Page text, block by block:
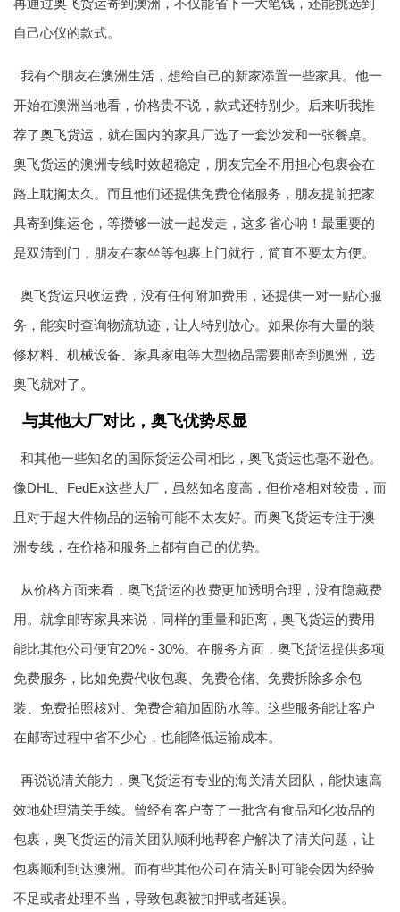
再通过奥飞货运寄到澳洲，不仅能省下一大笔钱，还能挑选到
自己心仪的款式。
我有个朋友在澳洲生活，想给自己的新家添置一些家具。他一
开始在澳洲当地看，价格贵不说，款式还特别少。后来听我推
荐了奥飞货运 ，就在国内的家具厂选了一套沙发和一张餐桌。
奥飞货运的澳洲专线时效超稳定，朋友完全不用担心包裹会在
路上耽搁太久。而且他们还提供免费仓储服务，朋友提前把家
具寄到集运仓，等攒够一波一起发走，这多省心呐！最重要的
是双清到门，朋友在家坐等包裹上门就行，简直不要太方便。
奥飞货运只收运费，没有任何附加费用，还提供一对一贴心服
务，能实时查询物流轨迹，让人特别放心。如果你有大量的装
修材料、机械设备、家具家电等大型物品需要邮寄到澳洲，选
奥飞就对了。
与其他大厂对比，奥飞优势尽显
和其他一些知名的国际货运公司相比，奥飞货运也毫不逊色。
像DHL、FedEx这些大厂，虽然知名度高，但价格相对较贵，而
且对于超大件物品的运输可能不太友好。而奥飞货运专注于澳
洲专线，在价格和服务上都有自己的优势。
从价格方面来看，奥飞货运的收费更加透明合理，没有隐藏费
用。就拿邮寄家具来说，同样的重量和距离，奥飞货运的费用
能比其他公司便宜20% - 30%。在服务方面，奥飞货运提供多项
免费服务，比如免费代收包裹、免费仓储、免费拆除多余包
装、免费拍照核对、免费合箱加固防水等。这些服务能让客户
在邮寄过程中省不少心，也能降低运输成本。
再说说清关能力，奥飞货运有专业的海关清关团队，能快速高
效地处理清关手续。曾经有客户寄了一批含有食品和化妆品的
包裹，奥飞货运的清关团队顺利地帮客户解决了清关问题，让
包裹顺利到达澳洲。而有些其他公司在清关时可能会因为经验
不足或者处理不当，导致包裹被扣押或者延误。